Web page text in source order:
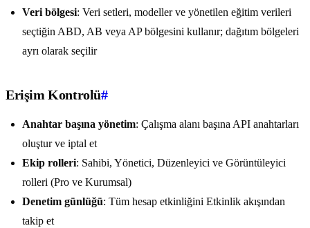
Veri bölgesi: Veri setleri, modeller ve yönetilen eğitim verileri
seçtiğin ABD, AB veya AP bölgesini kullanır; dağıtım bölgeleri
ayrı olarak seçilir
Erişim Kontrolü#
Anahtar başına yönetim: Çalışma alanı başına API anahtarları
oluştur ve iptal et
Ekip rolleri: Sahibi, Yönetici, Düzenleyici ve Görüntüleyici
rolleri (Pro ve Kurumsal)
Denetim günlüğü: Tüm hesap etkinliğini Etkinlik akışından
takip et